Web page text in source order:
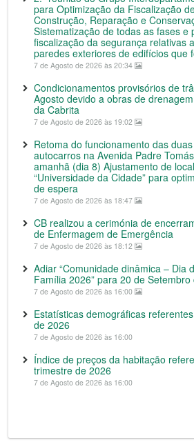
para Optimização da Fiscalização
Construção, Reparação e
Sistematização de todas as fases e
fiscalização da segurança relativas
paredes exteriores de edifícios que
7 de Agosto de 2026 às 20:34
Condicionamentos provisórios de
Agosto devido a obras de
da Cabrita
7 de Agosto de 2026 às 19:02
Retoma do funcionamento das
autocarros na Avenida Padre
amanhã (dia 8) Ajustamento de
“Universidade da Cidade” para
de espera
7 de Agosto de 2026 às 18:47
CB realizou a cerimónia de
de Enfermagem de Emergência
7 de Agosto de 2026 às 18:12
Adiar “Comunidade dinâmica – Dia
Família 2026” para 20 de Setembro
7 de Agosto de 2026 às 16:00
Estatísticas demográficas
de 2026
7 de Agosto de 2026 às 16:00
Índice de preços da habitação
trimestre de 2026
7 de Agosto de 2026 às 16:00